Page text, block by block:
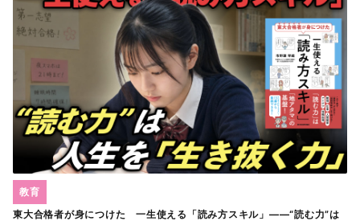
東大合格者が身につけた 一生使える「読み方スキル」――“読む力”は
教育